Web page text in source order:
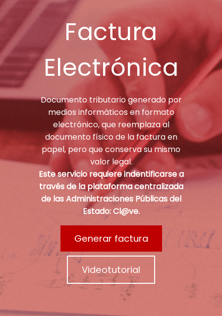
Factura
Electrónica
Documento tributario generado por
medios informáticos en formato
electrónico, que reemplaza al
documento físico de la factura en
papel, pero que conserva su mismo
valor legal.
Este servicio requiere indentificarse a
través de la plataforma centralizada
de las Administraciones Públicas del
Estado: Cl@ve.
Generar factura
Videotutorial